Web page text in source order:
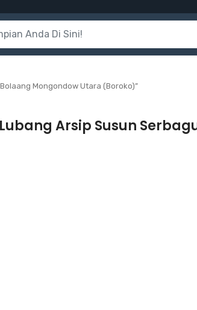
Mongondow Utara (Boroko)”
Arsip Susun